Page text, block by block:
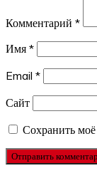
Комментарий *
Имя *
Email *
Сайт
Сохранить